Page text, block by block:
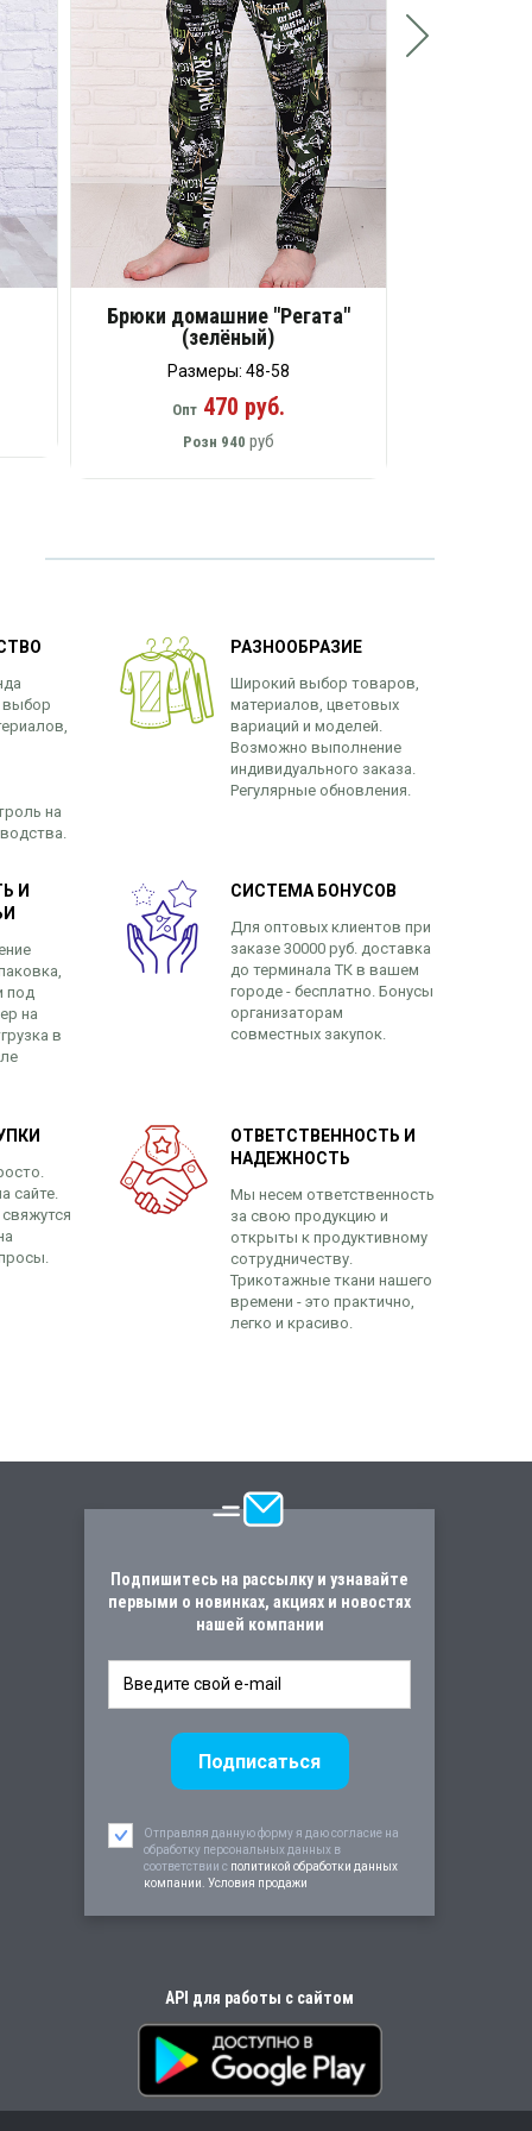
Брюки домашние "Регата"
(зелёный)
Размеры: 48-58
Опт470 руб.
Розн 940 руб
выбор
на
РАЗНООБРАЗИЕ
Широкий выбор товаров,
материалов, цветовых
вариаций и моделей.
Возможно выполнение
индивидуального заказа.
Регулярные обновления.
И
под
на
в
СИСТЕМА БОНУСОВ
Для оптовых клиентов при
заказе 30000 руб. доставка
до терминала ТК в вашем
городе - бесплатно. Бонусы
организаторам
совместных закупок.
сайте.
ОТВЕТСТВЕННОСТЬ И
НАДЕЖНОСТЬ
Мы несем ответственность
за свою продукцию и
открыты к продуктивному
сотрудничеству.
Трикотажные ткани нашего
времени - это практично,
легко и красиво.
Подпишитесь на рассылку и узнавайте
первыми о новинках, акциях и новостях
нашей компании
Отправляя данную форму я даю согласие на
обработку персональных данных в
соответствии c политикой обработки данных
компании. Условия продажи
API для работы с сайтом